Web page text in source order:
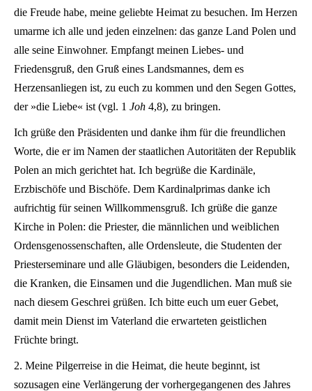
die Freude habe, meine geliebte Heimat zu besuchen. Im Herzen
umarme ich alle und jeden einzelnen: das ganze Land Polen und
alle seine Einwohner. Empfangt meinen Liebes- und
Friedensgruß, den Gruß eines Landsmannes, dem es
Herzensanliegen ist, zu euch zu kommen und den Segen Gottes,
der »die Liebe« ist (vgl. 1 Joh 4,8), zu bringen.
Ich grüße den Präsidenten und danke ihm für die freundlichen
Worte, die er im Namen der staatlichen Autoritäten der Republik
Polen an mich gerichtet hat. Ich begrüße die Kardinäle,
Erzbischöfe und Bischöfe. Dem Kardinalprimas danke ich
aufrichtig für seinen Willkommensgruß. Ich grüße die ganze
Kirche in Polen: die Priester, die männlichen und weiblichen
Ordensgenossenschaften, alle Ordensleute, die Studenten der
Priesterseminare und alle Gläubigen, besonders die Leidenden,
die Kranken, die Einsamen und die Jugendlichen. Man muß sie
nach diesem Geschrei grüßen. Ich bitte euch um euer Gebet,
damit mein Dienst im Vaterland die erwarteten geistlichen
Früchte bringt.
2. Meine Pilgerreise in die Heimat, die heute beginnt, ist
sozusagen eine Verlängerung der vorhergegangenen des Jahres